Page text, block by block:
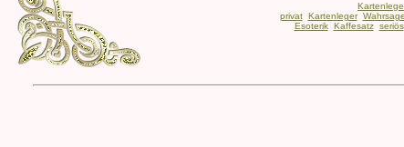
privat Kartenleger
Esoterik Kaffesatz seriös